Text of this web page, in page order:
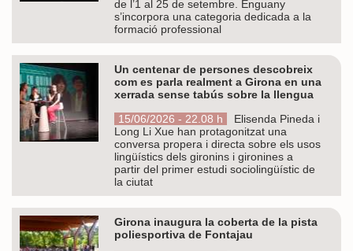
de l’1 al 25 de setembre. Enguany
s’incorpora una categoria dedicada a la
formació professional
Un centenar de persones descobreix
com es parla realment a Girona en una
xerrada sense tabús sobre la llengua
15/06/2026 - 22.08 h
Elisenda Pineda i
Long Li Xue han protagonitzat una
conversa propera i directa sobre els usos
lingüístics dels gironins i gironines a
partir del primer estudi sociolingüístic de
la ciutat
Girona inaugura la coberta de la pista
poliesportiva de Fontajau